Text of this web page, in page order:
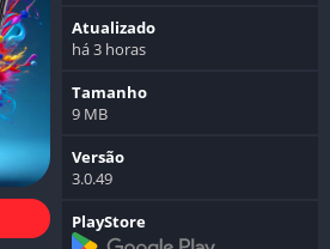
Atualizado
há 3 horas
Tamanho
9 MB
Versão
3.0.49
PlayStore